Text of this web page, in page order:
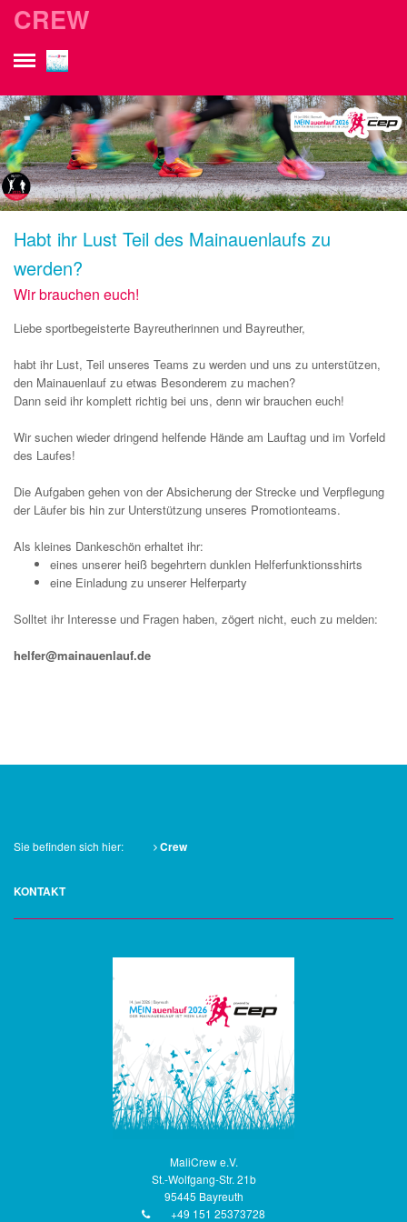
CREW
Habt ihr Lust Teil des Mainauenlaufs zu
werden?
Wir brauchen euch!
Liebe sportbegeisterte Bayreutherinnen und Bayreuther,
habt ihr Lust, Teil unseres Teams zu werden und uns zu unterstützen,
den Mainauenlauf zu etwas Besonderem zu machen?
Dann seid ihr komplett richtig bei uns, denn wir brauchen euch!
Wir suchen wieder dringend helfende Hände am Lauftag und im Vorfeld
des Laufes!
Die Aufgaben gehen von der Absicherung der Strecke und Verpflegung
der Läufer bis hin zur Unterstützung unseres Promotionteams.
Als kleines Dankeschön erhaltet ihr:
eines unserer heiß begehrtern dunklen Helferfunktionsshirts
eine Einladung zu unserer Helferparty
Solltet ihr Interesse und Fragen haben, zögert nicht, euch zu melden:
helfer@mainauenlauf.de
Sie befinden sich hier: Crew
KONTAKT
MaliCrew e.V.
St.-Wolfgang-Str. 21b
95445 Bayreuth
+49 151 25373728